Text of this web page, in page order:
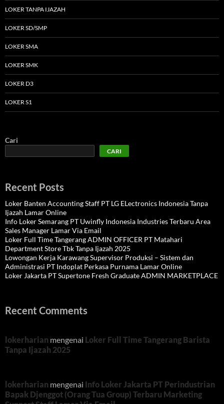
LOKER TANPA IJAZAH
LOKER SD/SMP
LOKER SMA
LOKER SMK
LOKER D3
LOKER S1
Cari
CARI
Recent Posts
Loker Banten Accounting Staff PT LG ELectronics Indonesia Tanpa
Ijazah Lamar Online
Info Loker Semarang PT Uwinfly Indonesia Industries Terbaru Area
Sales Manager Lamar Via Email
Loker Full Time Tangerang ADMIN OFFICER PT Matahari
Department Store Tbk Tanpa Ijazah 2025
Lowongan Kerja Karawang Supervisor Produksi – Sistem dan
Administrasi PT Indoplat Perkasa Purnama Lamar Online
Loker Jakarta PT Supertone Fresh Graduate ADMIN MARKETPLACE
Recent Comments
lokerharian mengenai Loker Full Time Tangerang Barista
Tanpa Ijazah 2025
lokerharian mengenai Info Loker Jakarta PT Perindustrian
Bapak Djenggot (Orang Tua Group) Terbaru Marketing